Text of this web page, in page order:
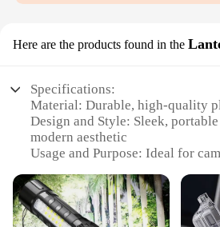
Here are the products found in the
Specifications:
Material: Durable, high-quality
Design and Style: Sleek,
modern aesthetic
Usage and Purpose: Ideal for
Performance and Property:
long-lasting battery life
Shape or Size or Weight or